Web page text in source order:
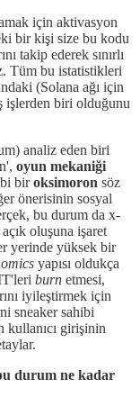
için aktivasyon
bir kişi size bu kodu
takip ederek sınırlı
Tüm bu istatistikleri
(Solana ağı için
işlerden biri olduğunu
analiz eden biri
oyun mekaniği
biroksimoron söz
önerisinin sosyal
bu durum da x-
oluşuna işaret
yerinde yüksek bir
yapısı oldukça
burn etmesi,
iyileştirmek için
sneaker sahibi
kullanıcı girişinin
durum ne kadar